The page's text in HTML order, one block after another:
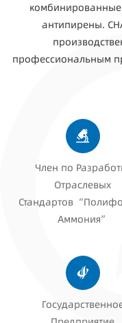
антипирены.
профессиональным
Член по
Отраслевых
Стандартов
Аммония”